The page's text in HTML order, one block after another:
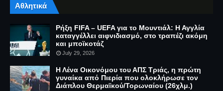
Αθλητικά
Ρήξη FIFA – UEFA για το Μουντιάλ: Η Αγγλία
καταγγέλλει αιφνιδιασμό, στο τραπέζι ακόμη
και μποϊκοτάζ
July 29, 2026
Η Λένα Οικονόμου του ΑΠΣ Τριάς, η πρώτη
γυναίκα από Πιερία που ολοκλήρωσε τον
Διάπλου Θερμαϊκού/Τορωναίου (26χλμ.)